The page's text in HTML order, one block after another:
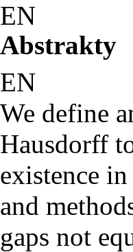
EN
Abstrakty
EN
We define
Hausdorff
existence
and
gaps not